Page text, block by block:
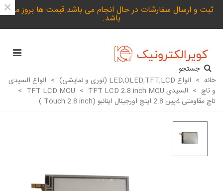
ثبت و ارسال سفارشات در حال انجام می باشد.قیمت ها بروز می
باشد.
×
جستجو
خانه > انواع LED,OLED,TFT,LCD (نوری و نمایشی) > انواع السیدی
و تاچ > السیدی TFT LCD MCU > TFT LCD 2.8 inch MCU
>
تاچ مقاومتی 4پین 2.8 اینچ اورجینال اینانبو (Touch 2.8 inch )